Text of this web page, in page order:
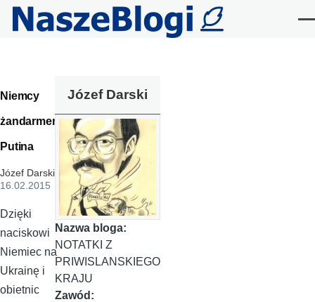
Przejdź do treści
Niemcy
żandarmem
Putina
Józef Darski
16.02.2015
Dzięki
naciskowi
Niemiec na
Ukrainę i
obietnic
Józef Darski
Nazwa bloga:
NOTATKI Z
PRIWISLANSKIEGO
KRAJU
Zawód: